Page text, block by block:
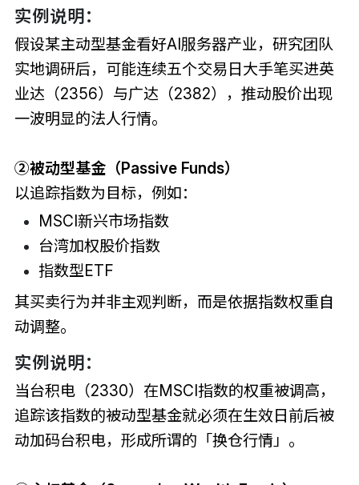
实例说明：
假设某主动型基金看好AI服务器产业，研究团队
实地调研后，可能连续五个交易日大手笔买进英
业达（2356）与广达（2382），推动股价出现
一波明显的法人行情。
②被动型基金（Passive Funds）
以追踪指数为目标，例如：
MSCI新兴市场指数
台湾加权股价指数
指数型ETF
其买卖行为并非主观判断，而是依据指数权重自
动调整。
实例说明：
当台积电（2330）在MSCI指数的权重被调高，
追踪该指数的被动型基金就必须在生效日前后被
动加码台积电，形成所谓的「换仓行情」。